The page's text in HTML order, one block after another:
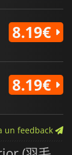
8.19€
8.19€
un feedback